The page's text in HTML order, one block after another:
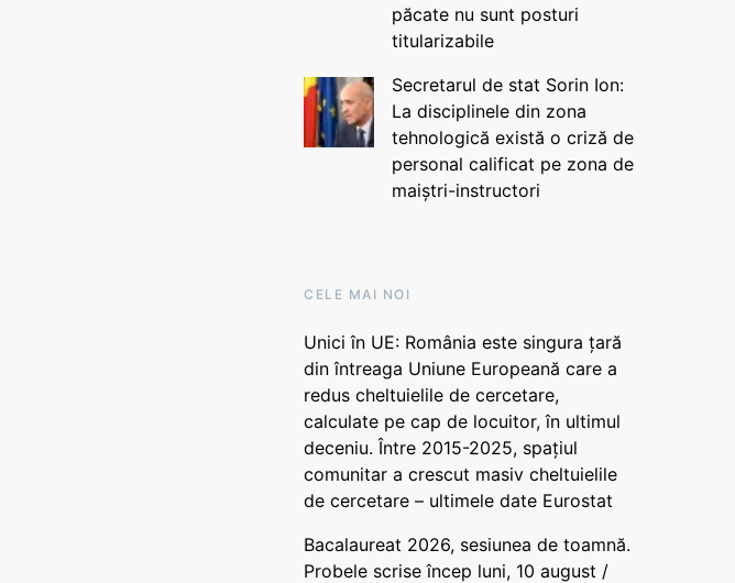
păcate nu sunt posturi
titularizabile
Secretarul de stat Sorin Ion:
La disciplinele din zona
tehnologică există o criză de
personal calificat pe zona de
maiștri-instructori
CELE MAI NOI
Unici în UE: România este singura țară
din întreaga Uniune Europeană care a
redus cheltuielile de cercetare,
calculate pe cap de locuitor, în ultimul
deceniu. Între 2015-2025, spațiul
comunitar a crescut masiv cheltuielile
de cercetare – ultimele date Eurostat
Bacalaureat 2026, sesiunea de toamnă.
Probele scrise încep luni, 10 august /